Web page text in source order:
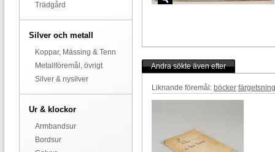
Trädgård
Silver och metall
Koppar, Mässing & Tenn
Metallföremål, övrigt
Silver & nysilver
Ur & klockor
Armbandsur
Bordsur
Andra sökte även efter
Liknande föremål: böcker färgetsning